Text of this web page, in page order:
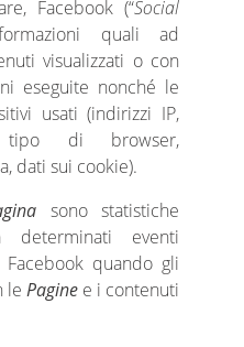
Facebook (“Social
quali ad
visualizzati o con
eseguite nonché le
usati (indirizzi IP,
tipo di browser,
dati sui cookie).
sono statistiche
determinati eventi
quando gli
lePagine e i contenuti